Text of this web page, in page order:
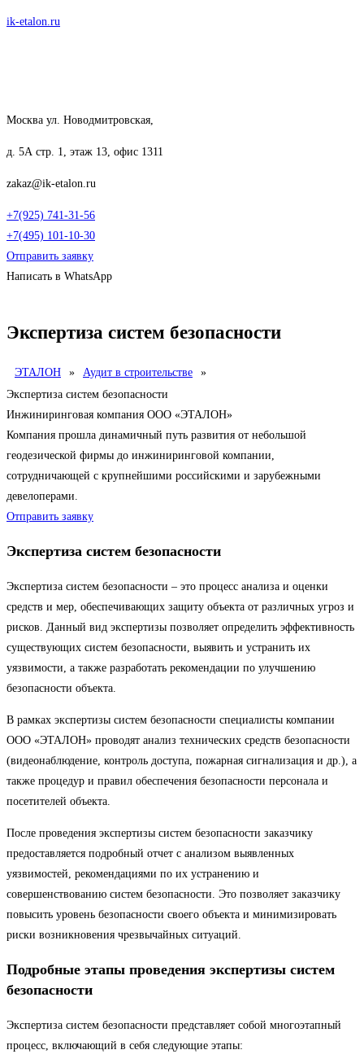
Перейти
ik-etalon.ru
Москва ул. Новодмитровская,
д. 5А стр. 1, этаж 13, офис 1311
zakaz@ik-etalon.ru
+7(925) 741-31-56
+7(495) 101-10-30
Отправить заявку
Написать в WhatsApp
Экспертиза систем безопасности
ЭТАЛОН » Аудит в строительстве
»
Экспертиза систем безопасности
Инжиниринговая компания ООО «ЭТАЛОН»
Компания прошла динамичный путь развития от небольшой
геодезической фирмы до инжиниринговой компании,
сотрудничающей с крупнейшими российскими и зарубежными
девелоперами.
Отправить заявку
Экспертиза систем безопасности
Экспертиза систем безопасности – это процесс анализа и оценки
средств и мер, обеспечивающих защиту объекта от различных угроз и
рисков. Данный вид экспертизы позволяет определить эффективность
существующих систем безопасности, выявить и устранить их
уязвимости, а также разработать рекомендации по улучшению
безопасности объекта.
В рамках экспертизы систем безопасности специалисты компании
ООО «ЭТАЛОН» проводят анализ технических средств безопасности
(видеонаблюдение, контроль доступа, пожарная сигнализация и др.), а
также процедур и правил обеспечения безопасности персонала и
посетителей объекта.
После проведения экспертизы систем безопасности заказчику
предоставляется подробный отчет с анализом выявленных
уязвимостей, рекомендациями по их устранению и
совершенствованию систем безопасности. Это позволяет заказчику
повысить уровень безопасности своего объекта и минимизировать
риски возникновения чрезвычайных ситуаций.
Подробные этапы проведения экспертизы систем
безопасности
Экспертиза систем безопасности представляет собой многоэтапный
процесс, включающий в себя следующие этапы: